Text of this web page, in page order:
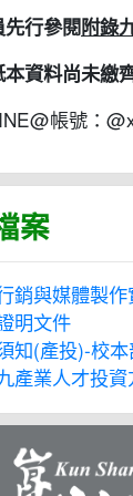
行參閱附錄
資料尚未繳
帳號：
案
銷與媒體製
明文件
知(產投)-校
產業人才投